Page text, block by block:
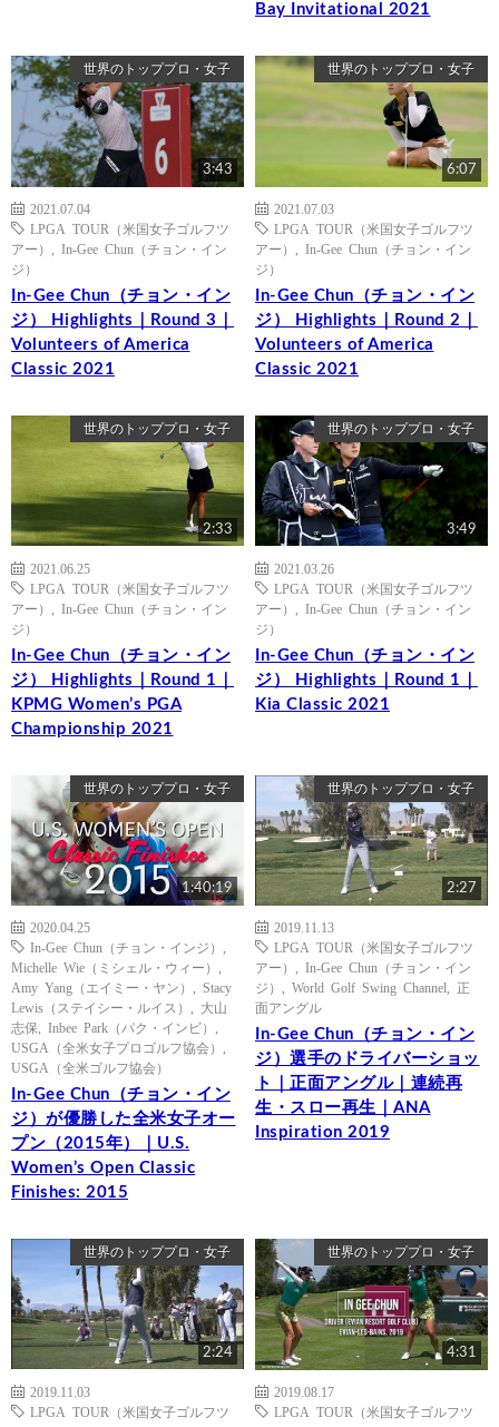
Bay Invitational 2021
世界のトッププロ・女子
3:43
2021.07.04
LPGA TOUR（米国女子ゴルフツ
アー）
In-Gee Chun（チョン・イン
ジ）
In-Gee Chun（チョン・イン
ジ） Highlights｜Round 3｜
Volunteers of America
Classic 2021
世界のトッププロ・女子
6:07
2021.07.03
LPGA TOUR（米国女子ゴルフツ
アー）
In-Gee Chun（チョン・イン
ジ）
In-Gee Chun（チョン・イン
ジ） Highlights｜Round 2｜
Volunteers of America
Classic 2021
世界のトッププロ・女子
2:33
2021.06.25
LPGA TOUR（米国女子ゴルフツ
アー）
In-Gee Chun（チョン・イン
ジ）
In-Gee Chun（チョン・イン
ジ） Highlights｜Round 1｜
KPMG Women’s PGA
Championship 2021
世界のトッププロ・女子
3:49
2021.03.26
LPGA TOUR（米国女子ゴルフツ
アー）
In-Gee Chun（チョン・イン
ジ）
In-Gee Chun（チョン・イン
ジ） Highlights｜Round 1｜
Kia Classic 2021
世界のトッププロ・女子
1:40:19
2020.04.25
In-Gee Chun（チョン・インジ）
Michelle Wie（ミシェル・ウィー）
Amy Yang（エイミー・ヤン）
Stacy
Lewis（ステイシー・ルイス）
大山
志保
Inbee Park（パク・インビ）
USGA（全米女子プロゴルフ協会）
USGA（全米ゴルフ協会）
In-Gee Chun（チョン・イン
ジ）が優勝した全米女子オー
プン（2015年）｜U.S.
Women’s Open Classic
Finishes: 2015
世界のトッププロ・女子
2:27
2019.11.13
LPGA TOUR（米国女子ゴルフツ
アー）
In-Gee Chun（チョン・イン
ジ）
World Golf Swing Channel
正
面アングル
In-Gee Chun（チョン・イン
ジ）選手のドライバーショッ
ト｜正面アングル｜連続再
生・スロー再生｜ANA
Inspiration 2019
世界のトッププロ・女子
2:24
2019.11.03
LPGA TOUR（米国女子ゴルフツ
世界のトッププロ・女子
4:31
2019.08.17
LPGA TOUR（米国女子ゴルフツ